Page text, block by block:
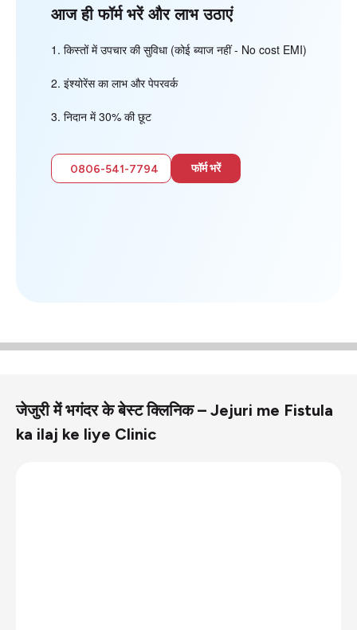
आज ही फॉर्म भरें और लाभ उठाएं
किस्तों में उपचार की सुविधा (कोई ब्याज नहीं - No cost EMI)
इंश्योरेंस का लाभ और पेपरवर्क
निदान में 30% की छूट
0806-541-7794 फॉर्म भरें
जेजुरी में भगंदर के बेस्ट क्लिनिक – Jejuri me Fistula
ka ilaj ke liye Clinic